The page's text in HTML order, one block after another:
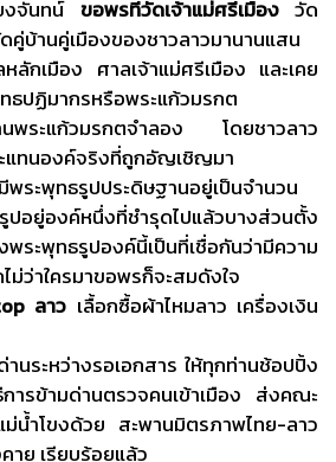
งจันทน์ ขอพรที่วัดเจ้าแม่ศรีเมืองวัด
คู่บ้านคู่เมืองของชาวลาวมานานแสน
ลักเมือง ศาลเจ้าแม่ศรีเมือง และเคย
ธปฏิมากรหรือพระแก้วมรกต
นพระแก้วมรกตจำลอง โดยชาวลาว
แทนองค์จริงที่ถูกอัญเชิญมา
พระพุทธรูปประดิษฐานอยู่เป็นจำนวน
ยู่องค์หนึ่งที่ชำรุดไปแล้วบางส่วนตั้ง
พุทธรูปองค์นี้เป็นที่เชื่อกันว่ามีความ
ม่ว่าใครมาขอพรก็จะสมดังใจ
ลาว เลื้อกซื้อผ้าไหมลาว เครื่องเงิน
ระหว่างรอเอกสาร ให้ทุกท่านช้อปปิ้ง
รข้ามด่านตรวจคนเข้าเมือง ส่งคณะ
ำโขงด้วย สะพานมิตรภาพไทย-ลาว
าย เรียบร้อยแล้ว